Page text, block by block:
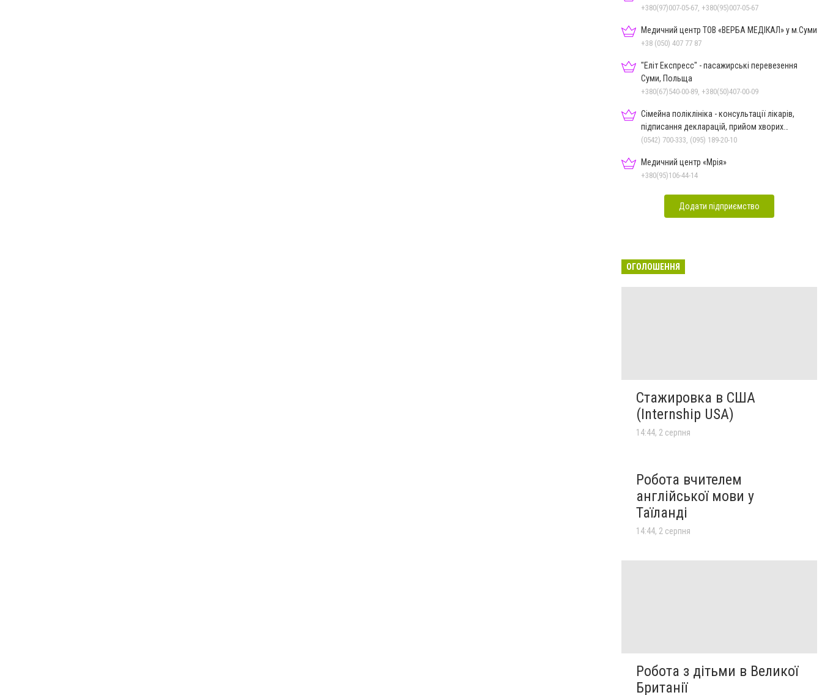
+380(97)007-05-67, +380(95)007-05-67
Медичний центр ТОВ «ВЕРБА МЕДІКАЛ» у м.Суми
+38 (050) 407 77 87
"Еліт Експресс" - пасажирські перевезення
Суми, Польща
+380(67)540-00-89, +380(50)407-00-09
Сімейна поліклініка - консультації лікарів,
підписання декларацій, прийом хворих
дорослих та дітей
(0542) 700-333, (095) 189-20-10
Медичний центр «Мрія»
+380(95)106-44-14
Додати підприємство
ОГОЛОШЕННЯ
Стажировка в США
(Internship USA)
14:44, 2 серпня
Робота вчителем
англійської мови у
Таїланді
14:44, 2 серпня
Робота з дітьми в Великої
Британії